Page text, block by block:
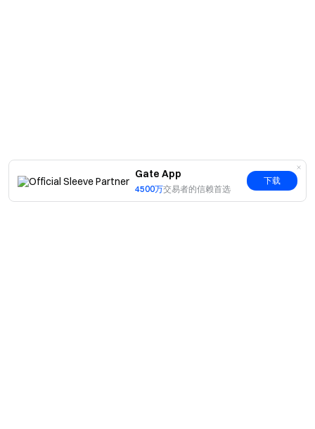
Gate App
4500万交易者的信赖首选
下载